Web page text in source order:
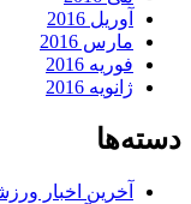
آوریل 2016
مارس 2016
فوریه 2016
ژانویه 2016
دسته‌ها
آخرین اخبار